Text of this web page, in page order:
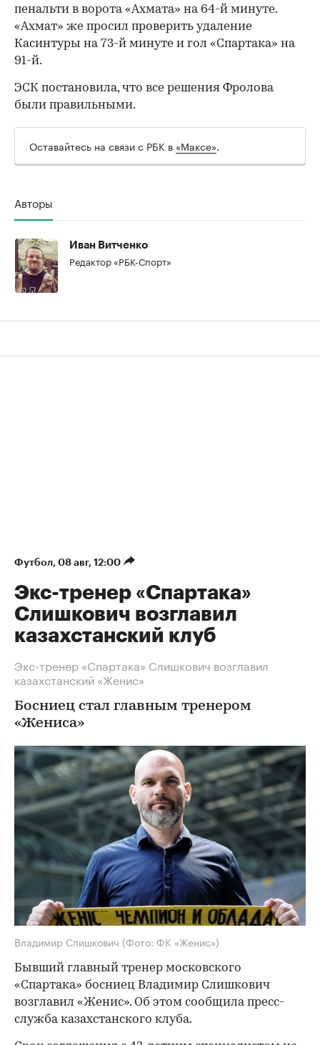
/
пенальти в ворота «Ахмата» на 64-й минуте.
«Ахмат» же просил проверить удаление
Касинтуры на 73-й минуте и гол «Спартака» на
91-й.
ЭСК постановила, что все решения Фролова
были правильными.
Оставайтесь на связи с РБК в «Максе».
Авторы
Иван Витченко
Редактор «РБК-Спорт»
Футбол⁠, 08 авг, 12:00
Экс-тренер «Спартака»
Слишкович возглавил
казахстанский клуб
Экс-тренер «Спартака» Слишкович возглавил
казахстанский «Женис»
Босниец стал главным тренером
«Жениса»
Владимир Слишкович (Фото: ФК «Женис»)
Бывший главный тренер московского
«Спартака» босниец Владимир Слишкович
возглавил «Женис». Об этом сообщила пресс-
служба казахстанского клуба.